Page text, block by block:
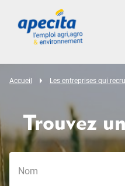
Accueil Les entreprises qui
Trouvez